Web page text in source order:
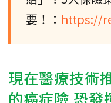
要！： https://
現在醫療技術
的癌症險 恐發